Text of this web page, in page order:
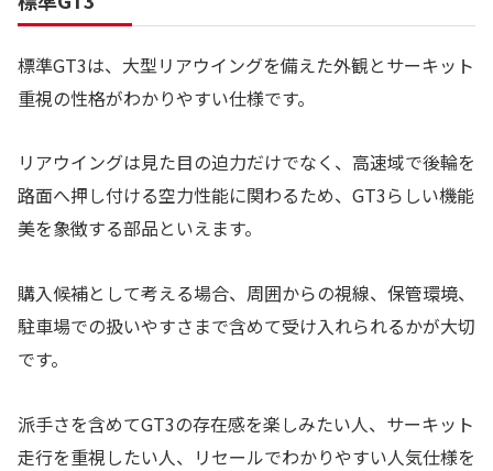
標準GT3は、大型リアウイングを備えた外観とサーキット
重視の性格がわかりやすい仕様です。
リアウイングは見た目の迫力だけでなく、高速域で後輪を
路面へ押し付ける空力性能に関わるため、GT3らしい機能
美を象徴する部品といえます。
購入候補として考える場合、周囲からの視線、保管環境、
駐車場での扱いやすさまで含めて受け入れられるかが大切
です。
派手さを含めてGT3の存在感を楽しみたい人、サーキット
走行を重視したい人、リセールでわかりやすい人気仕様を